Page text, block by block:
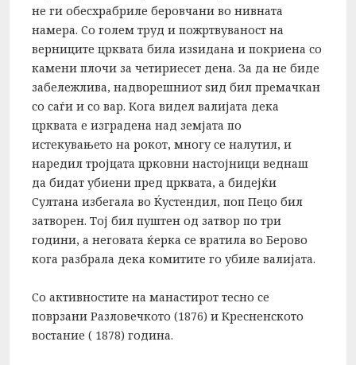
не ги обесхрабриле беровчани во нивната
намера. Со голем труд и пожртвуваност на
верниците црквата била изѕидана и покриена со
камени плочи за четириесет дена. За да не биде
забележлива, надворешниот ѕид бил премачкан
со саѓи и со вар. Кога видел валијата дека
црквата е изградена над земјата по
истекувањето на рокот, многу се налутил, и
наредил тројцата црковни настојници веднаш
да бидат убиени пред црквата, а бидејќи
Султана избегала во Ќустендил, поп Пецо бил
затворен. Тој бил пуштен од затвор по три
години, а неговата ќерка се вратила во Берово
кога разбрала дека комитите го убиле валијата.
Со активностите на манастирот тесно се
поврзани Разловечкото (1876) и Кресненското
востание ( 1878) година.